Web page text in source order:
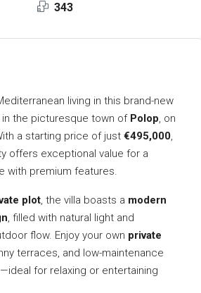
343
living in this brand-new
the picturesque town of Polop, on
a starting price of just €495,000,
offers exceptional value for a
with premium features.
plot, the villa boasts a modern
, filled with natural light and
flow. Enjoy your own private
terraces, and low-maintenance
for relaxing or entertaining